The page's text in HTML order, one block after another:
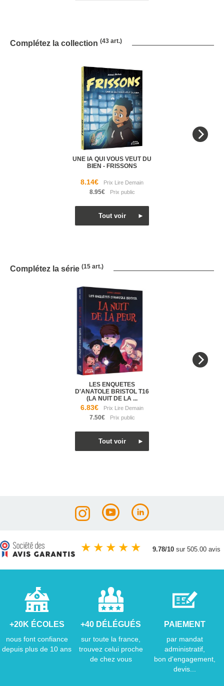
Complétez la collection (43 art.)
UNE IA QUI VOUS VEUT DU
BIEN - FRISSONS
8.14€
8.95€
Complétez la série (15 art.)
LES ENQUETES
D'ANATOLE BRISTOL T16
(LA NUIT DE LA ...
6.83€
7.50€
★ ★ ★ ★ ★ 9.78/10 sur 505.00 avis
+20K ÉCOLES
nous font confiance
depuis plus de 10 ans
+40 DÉLÉGUÉS
sur toute la france,
trouvez celui proche
de chez vous
PAIEMENT
par mandat
administratif,
bon d'engagement,
devis...